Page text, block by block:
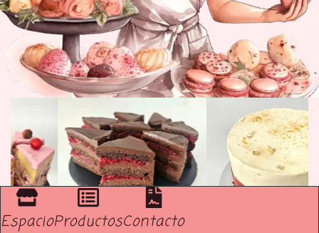
EspacioProductosContacto